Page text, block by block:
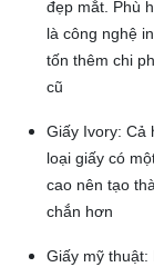
đẹp mắt. Phù
là công nghệ
tốn thêm chi
cũ
Giấy Ivory: Cả
loại giấy có
cao nên tạo
chắn hơn
Giấy mỹ